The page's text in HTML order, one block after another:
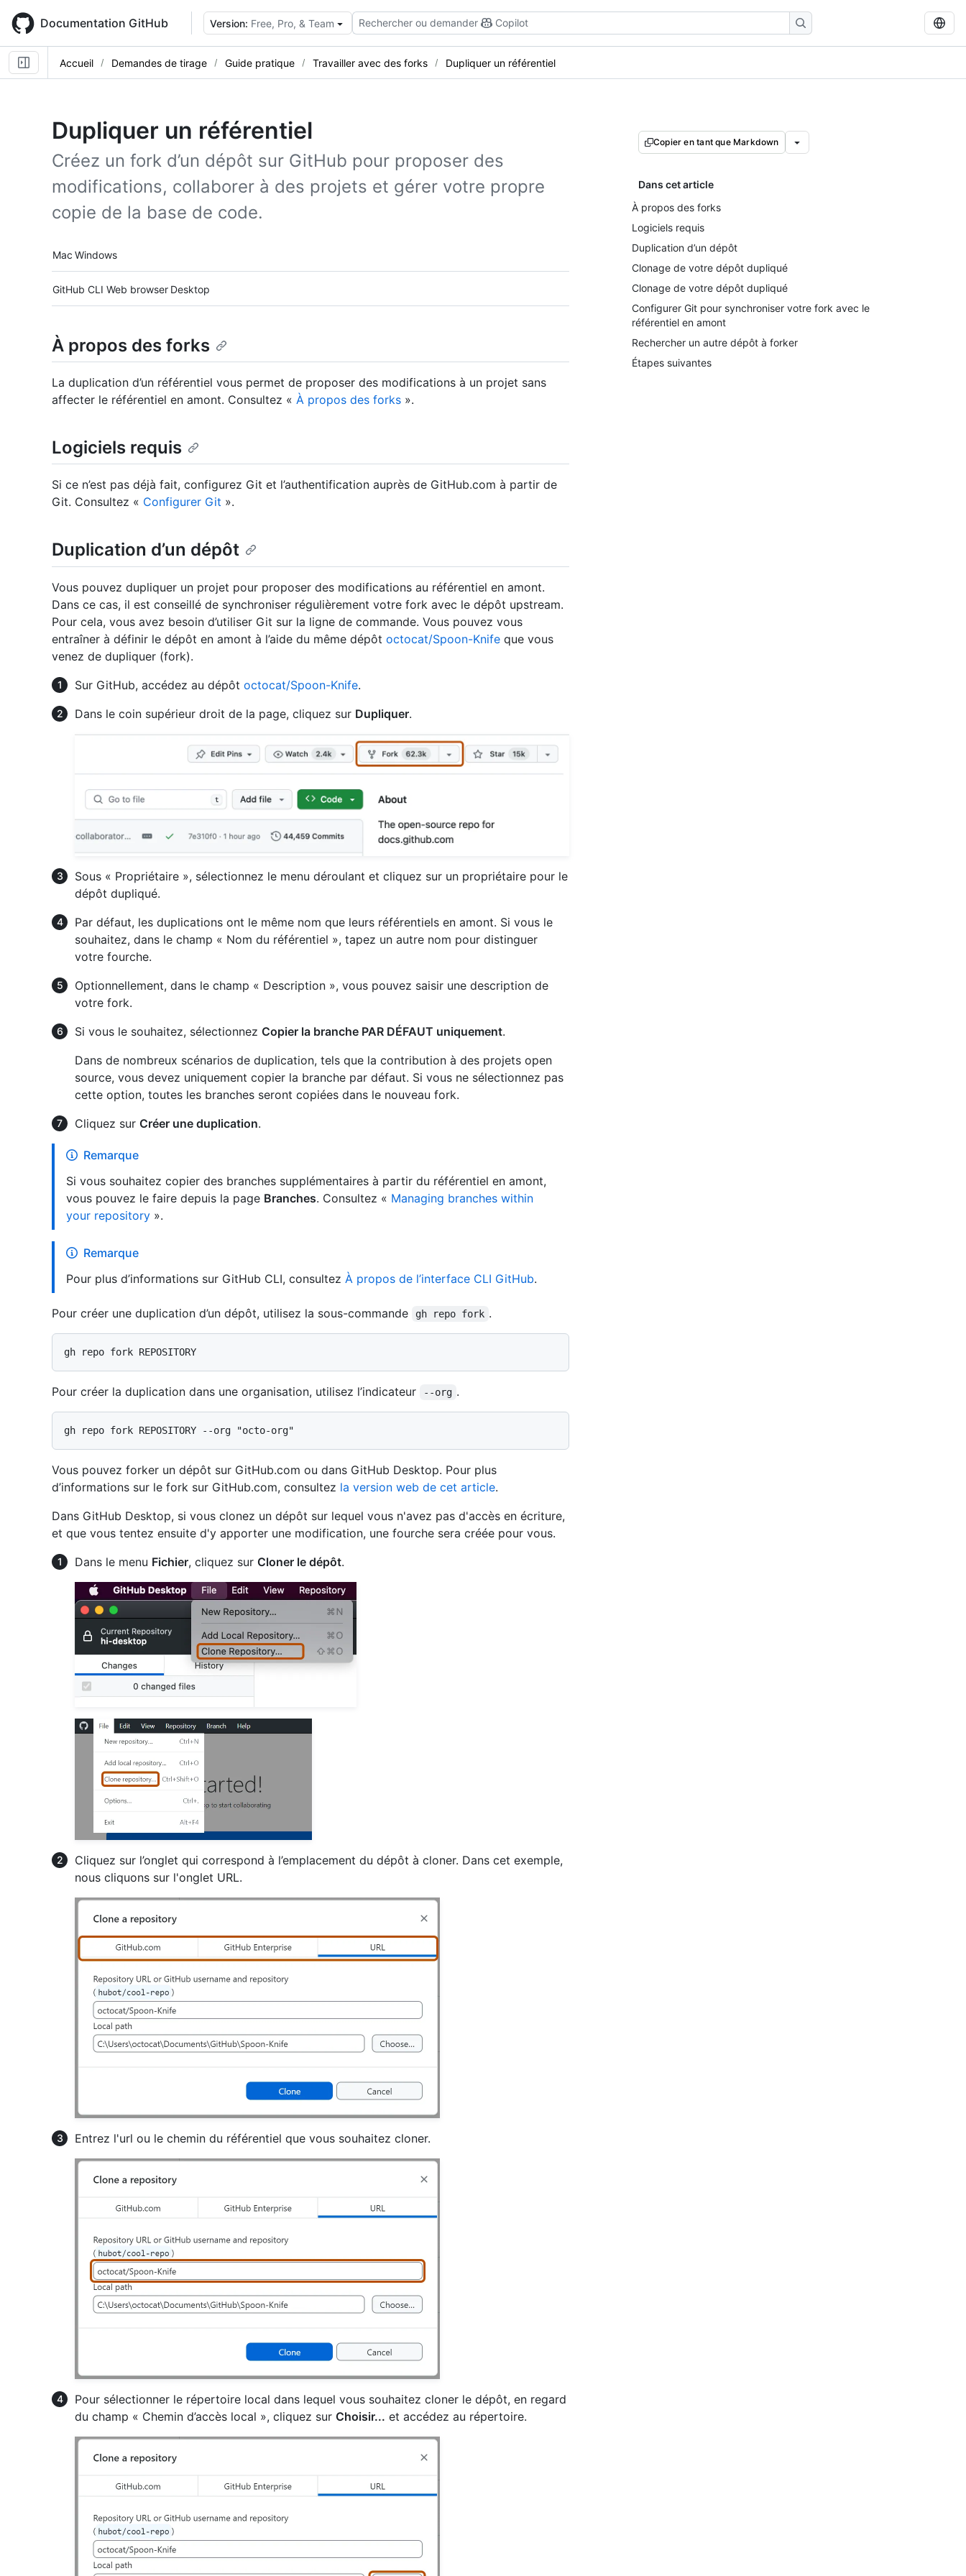
main
content
Documentation GitHub Version: Free, Pro, & Team Rechercher ou demander Copilot
Accueil Demandes de tirage Guide pratique Travailler avec des forks Dupliquer un référentiel
Dupliquer un référentiel
Créez un fork d’un dépôt sur GitHub pour proposer des
modifications, collaborer à des projets et gérer votre propre
copie de la base de code.
Platform navigation
Mac Windows
Tool navigation
GitHub CLI Web browser Desktop
Copier en tant que Markdown
Dans cet article
À propos des forks
Logiciels requis
Duplication d’un dépôt
Clonage de votre dépôt dupliqué
Clonage de votre dépôt dupliqué
Configurer Git pour synchroniser votre fork avec le
référentiel en amont
Rechercher un autre dépôt à forker
Étapes suivantes
À propos des forks
La duplication d’un référentiel vous permet de proposer des modifications à un projet sans
affecter le référentiel en amont. Consultez « À propos des forks ».
Logiciels requis
Si ce n’est pas déjà fait, configurez Git et l’authentification auprès de GitHub.com à partir de
Git. Consultez « Configurer Git ».
Duplication d’un dépôt
Vous pouvez dupliquer un projet pour proposer des modifications au référentiel en amont.
Dans ce cas, il est conseillé de synchroniser régulièrement votre fork avec le dépôt upstream.
Pour cela, vous avez besoin d’utiliser Git sur la ligne de commande. Vous pouvez vous
entraîner à définir le dépôt en amont à l’aide du même dépôt octocat/Spoon-Knife que vous
venez de dupliquer (fork).
Sur GitHub, accédez au dépôt octocat/Spoon-Knife.
Dans le coin supérieur droit de la page, cliquez sur Dupliquer.
Sous « Propriétaire », sélectionnez le menu déroulant et cliquez sur un propriétaire pour le
dépôt dupliqué.
Par défaut, les duplications ont le même nom que leurs référentiels en amont. Si vous le
souhaitez, dans le champ « Nom du référentiel », tapez un autre nom pour distinguer
votre fourche.
Optionnellement, dans le champ « Description », vous pouvez saisir une description de
votre fork.
Si vous le souhaitez, sélectionnez Copier la branche PAR DÉFAUT uniquement.
Dans de nombreux scénarios de duplication, tels que la contribution à des projets open
source, vous devez uniquement copier la branche par défaut. Si vous ne sélectionnez pas
cette option, toutes les branches seront copiées dans le nouveau fork.
Cliquez sur Créer une duplication.
Remarque
Si vous souhaitez copier des branches supplémentaires à partir du référentiel en amont,
vous pouvez le faire depuis la page Branches. Consultez « Managing branches within
your repository ».
Remarque
Pour plus d’informations sur GitHub CLI, consultez À propos de l’interface CLI GitHub.
Pour créer une duplication d’un dépôt, utilisez la sous-commande gh repo fork .
Pour créer la duplication dans une organisation, utilisez l’indicateur --org .
Vous pouvez forker un dépôt sur GitHub.com ou dans GitHub Desktop. Pour plus
d’informations sur le fork sur GitHub.com, consultez la version web de cet article.
Dans GitHub Desktop, si vous clonez un dépôt sur lequel vous n'avez pas d'accès en écriture,
et que vous tentez ensuite d'y apporter une modification, une fourche sera créée pour vous.
Dans le menu Fichier, cliquez sur Cloner le dépôt.
Cliquez sur l’onglet qui correspond à l’emplacement du dépôt à cloner. Dans cet exemple,
nous cliquons sur l'onglet URL.
Entrez l'url ou le chemin du référentiel que vous souhaitez cloner.
Pour sélectionner le répertoire local dans lequel vous souhaitez cloner le dépôt, en regard
du champ « Chemin d’accès local », cliquez sur Choisir... et accédez au répertoire.